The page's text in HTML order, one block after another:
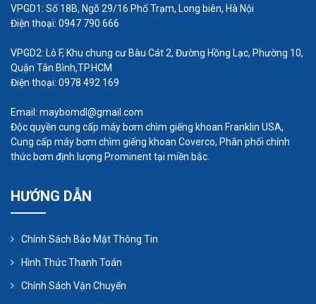
nhất định và bùn mài mòn có thể ăn mòn một số
vật liệu. May mắn thay, máy bơm định lượng có
sẵn trong nhiều loại vật liệu xây dựng.
VPGD1: Số 18B, Ngõ 29/16 Phố Trạm, Long biên, Hà Nội
Điện thoại: 0947 790 666
VPGD2: Lô F, Khu chung cư Bàu Cát 2, Đường Hồng Lạc, Phường 10,
Quận Tân Bình,TP.HCM
Điện thoại: 0978 492 169
Email: maybomdl@gmail.com
Độc quyền cung cấp máy bơm chìm giếng khoan Franklin USA,
Cung cấp máy bơm chìm giếng khoan Coverco, Phân phối chính
thức bơm định lượng Prominent tại miền bắc.
HƯỚNG DẪN
Chính Sách Bảo Mật Thông Tin
Hình Thức Thanh Toán
Chính Sách Vận Chuyển